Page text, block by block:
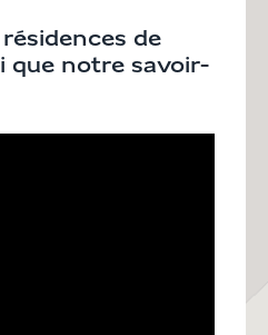
de
que notre savoir-